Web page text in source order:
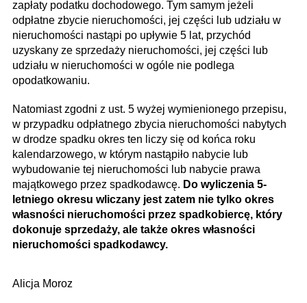
zapłaty podatku dochodowego. Tym samym jeżeli
odpłatne zbycie nieruchomości, jej części lub udziału w
nieruchomości nastąpi po upływie 5 lat, przychód
uzyskany ze sprzedaży nieruchomości, jej części lub
udziału w nieruchomości w ogóle nie podlega
opodatkowaniu.
Natomiast zgodni z ust. 5 wyżej wymienionego przepisu,
w przypadku odpłatnego zbycia nieruchomości nabytych
w drodze spadku okres ten liczy się od końca roku
kalendarzowego, w którym nastąpiło nabycie lub
wybudowanie tej nieruchomości lub nabycie prawa
majątkowego przez spadkodawcę. Do wyliczenia 5-
letniego okresu wliczany jest zatem nie tylko okres
własności nieruchomości przez spadkobiercę, który
dokonuje sprzedaży, ale także okres własności
nieruchomości spadkodawcy.
Alicja Moroz